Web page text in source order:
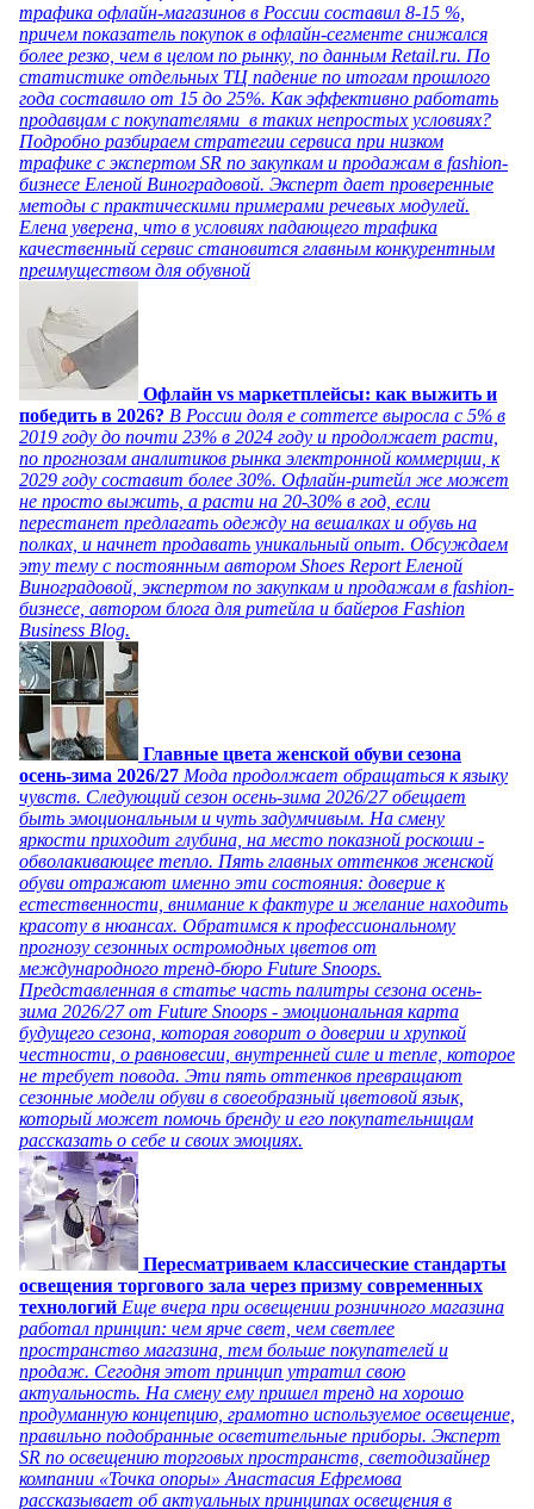
трафика офлайн-магазинов в России составил 8-15 %,
причем показатель покупок в офлайн-сегменте снижался
более резко, чем в целом по рынку, по данным Retail.ru. По
статистике отдельных ТЦ падение по итогам прошлого
года составило от 15 до 25%. Как эффективно работать
продавцам с покупателями в таких непростых условиях?
Подробно разбираем стратегии сервиса при низком
трафике с экспертом SR по закупкам и продажам в fashion-
бизнесе Еленой Виноградовой. Эксперт дает проверенные
методы с практическими примерами речевых модулей.
Елена уверена, что в условиях падающего трафика
качественный сервис становится главным конкурентным
преимуществом для обувной
Офлайн vs маркетплейсы: как выжить и
победить в 2026? В России доля e commerce выросла с 5% в
2019 году до почти 23% в 2024 году и продолжает расти,
по прогнозам аналитиков рынка электронной коммерции, к
2029 году составит более 30%. Офлайн-ритейл же может
не просто выжить, а расти на 20-30% в год, если
перестанет предлагать одежду на вешалках и обувь на
полках, и начнет продавать уникальный опыт. Обсуждаем
эту тему с постоянным автором Shoes Report Еленой
Виноградовой, экспертом по закупкам и продажам в fashion-
бизнесе, автором блога для ритейла и байеров Fashion
Business Blog.
Главные цвета женской обуви сезона
осень-зима 2026/27 Мода продолжает обращаться к языку
чувств. Следующий сезон осень-зима 2026/27 обещает
быть эмоциональным и чуть задумчивым. На смену
яркости приходит глубина, на место показной роскоши -
обволакивающее тепло. Пять главных оттенков женской
обуви отражают именно эти состояния: доверие к
естественности, внимание к фактуре и желание находить
красоту в нюансах. Обратимся к профессиональному
прогнозу сезонных остромодных цветов от
международного тренд-бюро Future Snoops.
Представленная в статье часть палитры сезона осень-
зима 2026/27 от Future Snoops - эмоциональная карта
будущего сезона, которая говорит о доверии и хрупкой
честности, о равновесии, внутренней силе и тепле, которое
не требует повода. Эти пять оттенков превращают
сезонные модели обуви в своеобразный цветовой язык,
который может помочь бренду и его покупательницам
рассказать о себе и своих эмоциях.
Пересматриваем классические стандарты
освещения торгового зала через призму современных
технологий Еще вчера при освещении розничного магазина
работал принцип: чем ярче свет, чем светлее
пространство магазина, тем больше покупателей и
продаж. Сегодня этот принцип утратил свою
актуальность. На смену ему пришел тренд на хорошо
продуманную концепцию, грамотно используемое освещение,
правильно подобранные осветительные приборы. Эксперт
SR по освещению торговых пространств, светодизайнер
компании «Точка опоры» Анастасия Ефремова
рассказывает об актуальных принципах освещения в